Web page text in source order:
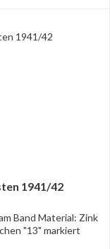
1941/42
Band Material: Zink
"13" markiert